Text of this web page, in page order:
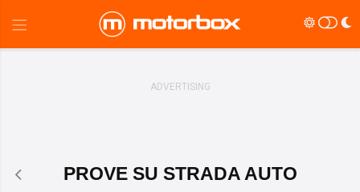
PROVE SU STRADA AUTO